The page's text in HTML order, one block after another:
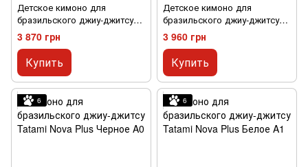
Детское кимоно для
бразильского джиу-джитсу
Tatami Elements Superlite
Белое M00
3 870 грн
Купить
Детское кимоно для
бразильского джиу-джитсу
Tatami Comp Classic Черное
M0
3 960 грн
Купить
6 6